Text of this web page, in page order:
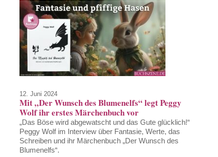
12. Juni 2024
Mit „Der Wunsch des Blumenelfs“ legt Peggy
Wolf ihr erstes Märchenbuch vor
„Das Böse wird abgewatscht und das Gute glücklich!“
Peggy Wolf im Interview über Fantasie, Werte, das
Schreiben und ihr Märchenbuch „Der Wunsch des
Blumenelfs“.